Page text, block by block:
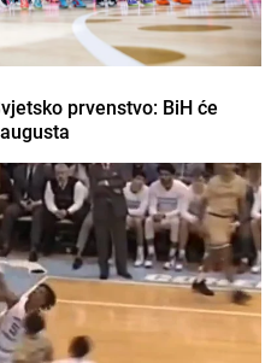
prvenstvo: BiH će